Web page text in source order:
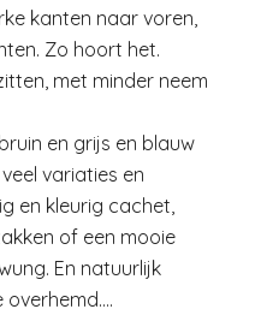
kanten naar voren,
Zo hoort het.
met minder neem
en grijs en blauw
variaties en
en kleurig cachet,
of een mooie
En natuurlijk
overhemd….